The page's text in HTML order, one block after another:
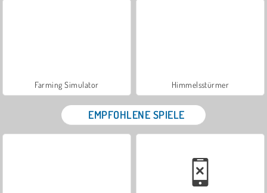
Farming Simulator Himmelsstürmer
EMPFOHLENE SPIELE